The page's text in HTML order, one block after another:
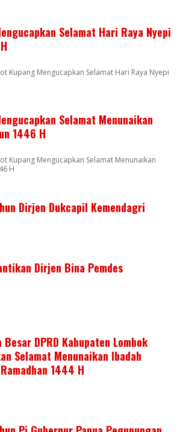
Selamat Hari Raya Nyepi
Kupang Mengucapkan Selamat Hari Raya Nyepi
Selamat Menunaikan
1446 H
Kupang Mengucapkan Selamat Menunaikan
H
Dirjen Dukcapil Kemendagri
Dirjen Bina Pemdes
DPRD Kabupaten Lombok
Selamat Menunaikan Ibadah
1444 H